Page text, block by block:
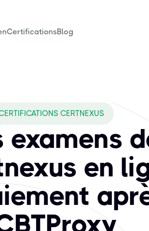
CertificationsBlog
fournisseurs, reconnues pour
CERTNEXUS
examens
en